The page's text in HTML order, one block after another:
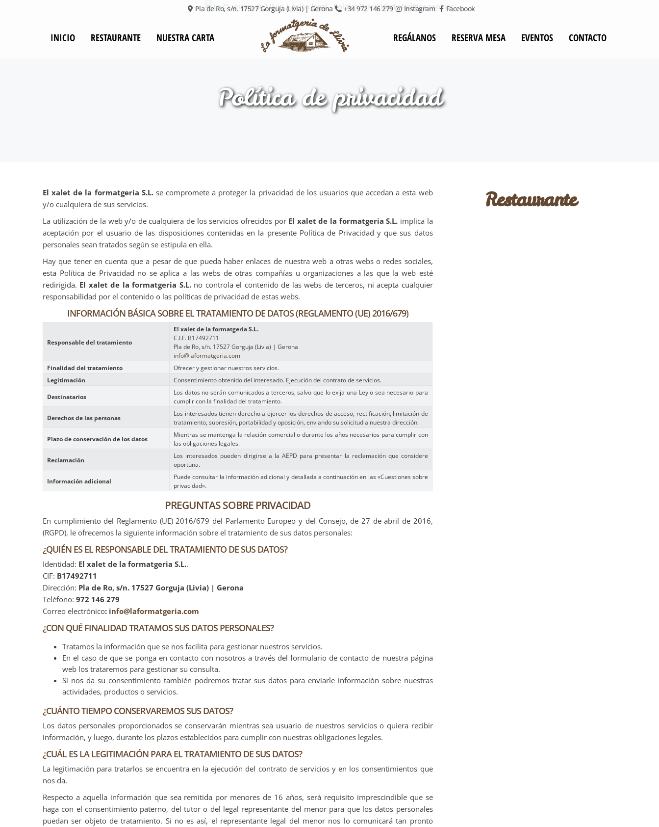
Pla de Ro, s/n. 17527 Gorguja (Livia) | Gerona +34 972 146 279 Instagram Facebook
INICIO RESTAURANTE NUESTRA CARTA REGÁLANOS RESERVA MESA EVENTOS CONTACTO
Política de privacidad
El xalet de la formatgeria S.L.se compromete a proteger la privacidad de los usuarios que accedan a esta web
y/o cualquiera de sus servicios.
La utilización de la web y/o de cualquiera de los servicios ofrecidos por El xalet de la formatgeria S.L. implica la
aceptación por el usuario de las disposiciones contenidas en la presente Política de Privacidad y que sus datos
personales sean tratados según se estipula en ella.
Hay que tener en cuenta que a pesar de que pueda haber enlaces de nuestra web a otras webs o redes sociales,
esta Política de Privacidad no se aplica a las webs de otras compañías u organizaciones a las que la web esté
redirigida. El xalet de la formatgeria S.L.no controla el contenido de las webs de terceros, ni acepta cualquier
responsabilidad por el contenido o las políticas de privacidad de estas webs.
INFORMACIÓN BÁSICA SOBRE EL TRATAMIENTO DE DATOS (REGLAMENTO (UE) 2016/679)
Responsable del tratamiento
El xalet de la formatgeria S.L.
C.I.F. B17492711
Pla de Ro, s/n. 17527 Gorguja (Livia) | Gerona
info@laformatgeria.com
Finalidad del tratamiento
Ofrecer y gestionar nuestros servicios.
Legitimación
Consentimiento obtenido del interesado. Ejecución del contrato de servicios.
Destinatarios
Los datos no serán comunicados a terceros, salvo que lo exija una Ley o sea necesario para
cumplir con la finalidad del tratamiento.
Derechos de las personas
Los interesados tienen derecho a ejercer los derechos de acceso, rectificación, limitación de
tratamiento, supresión, portabilidad y oposición, enviando su solicitud a nuestra dirección.
Plazo de conservación de los datos
Mientras se mantenga la relación comercial o durante los años necesarios para cumplir con
las obligaciones legales.
Reclamación
Los interesados pueden dirigirse a la AEPD para presentar la reclamación que considere
oportuna.
Información adicional
Puede consultar la información adicional y detallada a continuación en las «Cuestiones sobre
privacidad».
PREGUNTAS SOBRE PRIVACIDAD
En cumplimiento del Reglamento (UE) 2016/679 del Parlamento Europeo y del Consejo, de 27 de abril de 2016,
(RGPD), le ofrecemos la siguiente información sobre el tratamiento de sus datos personales:
¿QUIÉN ES EL RESPONSABLE DEL TRATAMIENTO DE SUS DATOS?
Identidad: El xalet de la formatgeria S.L..
CIF: B17492711
Dirección: Pla de Ro, s/n. 17527 Gorguja (Livia) | Gerona
Teléfono: 972 146 279
Correo electrónico: info@laformatgeria.com
¿CON QUÉ FINALIDAD TRATAMOS SUS DATOS PERSONALES?
Tratamos la información que se nos facilita para gestionar nuestros servicios.
En el caso de que se ponga en contacto con nosotros a través del formulario de contacto de nuestra página
web los trataremos para gestionar su consulta.
Si nos da su consentimiento también podremos tratar sus datos para enviarle información sobre nuestras
actividades, productos o servicios.
¿CUÁNTO TIEMPO CONSERVAREMOS SUS DATOS?
Los datos personales proporcionados se conservarán mientras sea usuario de nuestros servicios o quiera recibir
información, y luego, durante los plazos establecidos para cumplir con nuestras obligaciones legales.
¿CUÁL ES LA LEGITIMACIÓN PARA EL TRATAMIENTO DE SUS DATOS?
La legitimación para tratarlos se encuentra en la ejecución del contrato de servicios y en los consentimientos que
nos da.
Respecto a aquella información que sea remitida por menores de 16 años, será requisito imprescindible que se
haga con el consentimiento paterno, del tutor o del legal representante del menor para que los datos personales
puedan ser objeto de tratamiento. Si no es así, el representante legal del menor nos lo comunicará tan pronto
Restaurante